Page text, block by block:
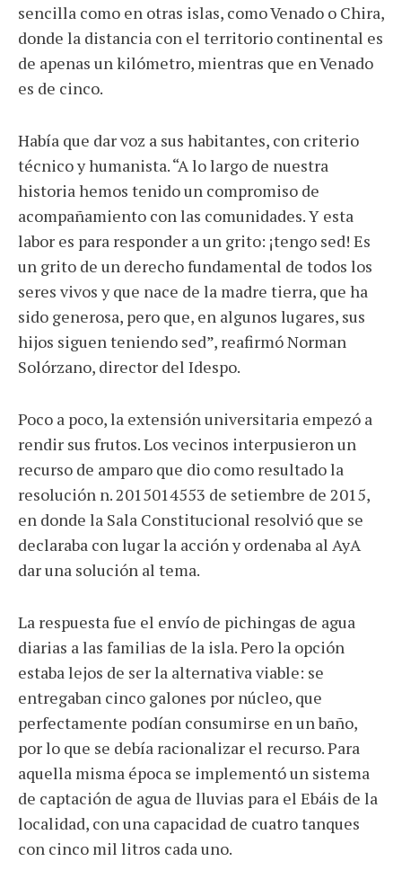
sencilla como en otras islas, como Venado o Chira,
donde la distancia con el territorio continental es
de apenas un kilómetro, mientras que en Venado
es de cinco.
Había que dar voz a sus habitantes, con criterio
técnico y humanista. “A lo largo de nuestra
historia hemos tenido un compromiso de
acompañamiento con las comunidades. Y esta
labor es para responder a un grito: ¡tengo sed! Es
un grito de un derecho fundamental de todos los
seres vivos y que nace de la madre tierra, que ha
sido generosa, pero que, en algunos lugares, sus
hijos siguen teniendo sed”, reafirmó Norman
Solórzano, director del Idespo.
Poco a poco, la extensión universitaria empezó a
rendir sus frutos. Los vecinos interpusieron un
recurso de amparo que dio como resultado la
resolución n. 2015014553 de setiembre de 2015,
en donde la Sala Constitucional resolvió que se
declaraba con lugar la acción y ordenaba al AyA
dar una solución al tema.
La respuesta fue el envío de pichingas de agua
diarias a las familias de la isla. Pero la opción
estaba lejos de ser la alternativa viable: se
entregaban cinco galones por núcleo, que
perfectamente podían consumirse en un baño,
por lo que se debía racionalizar el recurso. Para
aquella misma época se implementó un sistema
de captación de agua de lluvias para el Ebáis de la
localidad, con una capacidad de cuatro tanques
con cinco mil litros cada uno.